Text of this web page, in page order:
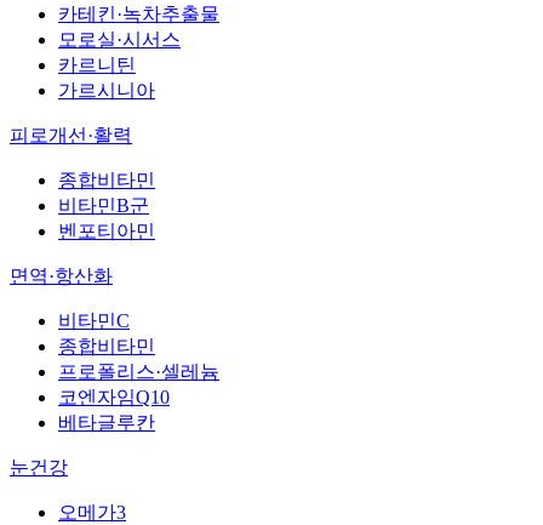
카테킨·녹차추출물
모로실·시서스
카르니틴
가르시니아
피로개선·활력
종합비타민
비타민B군
벤포티아민
면역·항산화
비타민C
종합비타민
프로폴리스·셀레늄
코엔자임Q10
베타글루칸
눈건강
오메가3